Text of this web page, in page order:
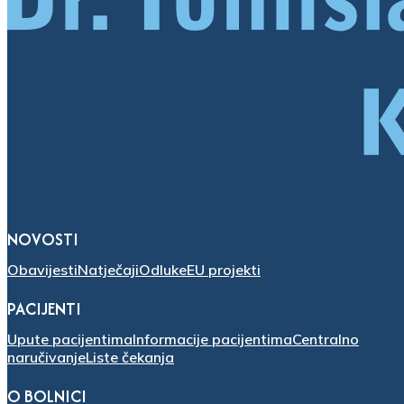
NOVOSTI
ObavijestiNatječajiOdlukeEU projekti
PACIJENTI
Upute pacijentimaInformacije pacijentimaCentralno
naručivanjeListe čekanja
O BOLNICI